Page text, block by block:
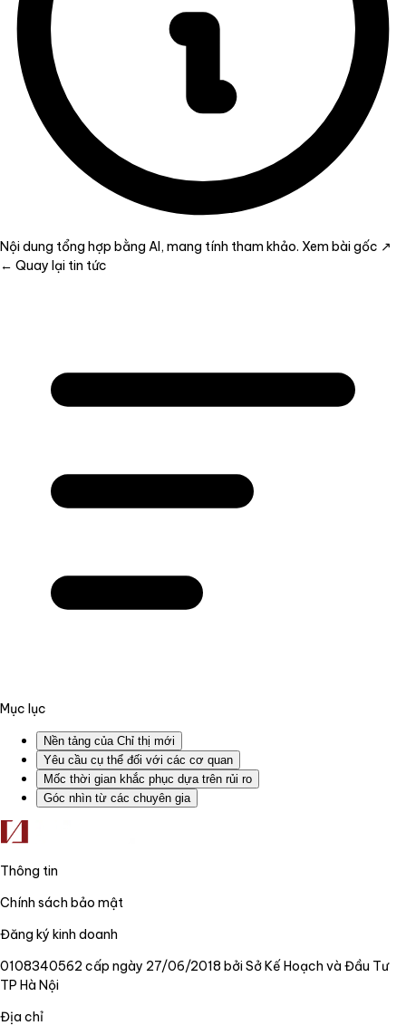
Nội dung tổng hợp bằng AI, mang tính tham khảo. Xem bài gốc ↗
← Quay lại tin tức
Mục lục
Nền tảng của Chỉ thị mới
Yêu cầu cụ thể đối với các cơ quan
Mốc thời gian khắc phục dựa trên rủi ro
Góc nhìn từ các chuyên gia
Thông tin
Chính sách bảo mật
Đăng ký kinh doanh
0108340562 cấp ngày 27/06/2018 bởi Sở Kế Hoạch và Đầu Tư
TP Hà Nội
Địa chỉ